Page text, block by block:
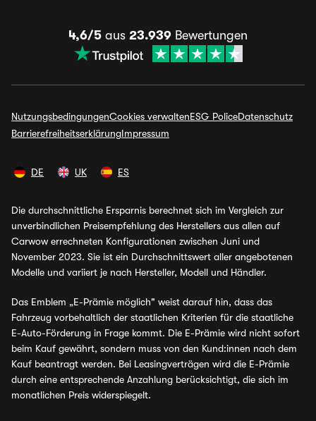
4,6/5 aus 23.939 Bewertungen
NutzungsbedingungenCookies verwaltenESG PoliceDatenschutz
BarrierefreiheitserklärungImpressum
DE UK ES
Die durchschnittliche Ersparnis berechnet sich im Vergleich zur
unverbindlichen Preisempfehlung des Herstellers aus allen auf
Carwow errechneten Konfigurationen zwischen Juni und
November 2023. Sie ist ein Durchschnittswert aller angebotenen
Modelle und variiert je nach Hersteller, Modell und Händler.
Das Emblem „E-Prämie möglich" weist darauf hin, dass das
Fahrzeug vorbehaltlich der staatlichen Kriterien für die staatliche
E-Auto-Förderung in Frage kommt. Die E-Prämie wird nicht sofort
beim Kauf gewährt, sondern muss von den Kund:innen nach dem
Kauf beantragt werden. Bei Leasingverträgen wird die E-Prämie
durch eine entsprechende Anzahlung berücksichtigt, die sich im
monatlichen Preis widerspiegelt.